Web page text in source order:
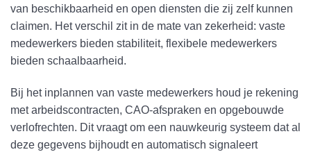
van beschikbaarheid en open diensten die zij zelf kunnen
claimen. Het verschil zit in de mate van zekerheid: vaste
medewerkers bieden stabiliteit, flexibele medewerkers
bieden schaalbaarheid.
Bij het inplannen van vaste medewerkers houd je rekening
met arbeidscontracten, CAO-afspraken en opgebouwde
verlofrechten. Dit vraagt om een nauwkeurig systeem dat al
deze gegevens bijhoudt en automatisch signaleert